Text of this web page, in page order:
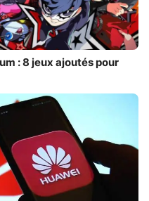
: 8 jeux ajoutés pour